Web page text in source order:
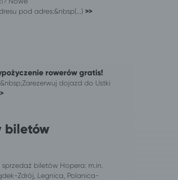
pod adres:&nbsp(...) >>
rowerów gratis!
dojazd do Ustki
biletów
biletów Hopera: m.in.
Zdrój, Legnica, Polanica-